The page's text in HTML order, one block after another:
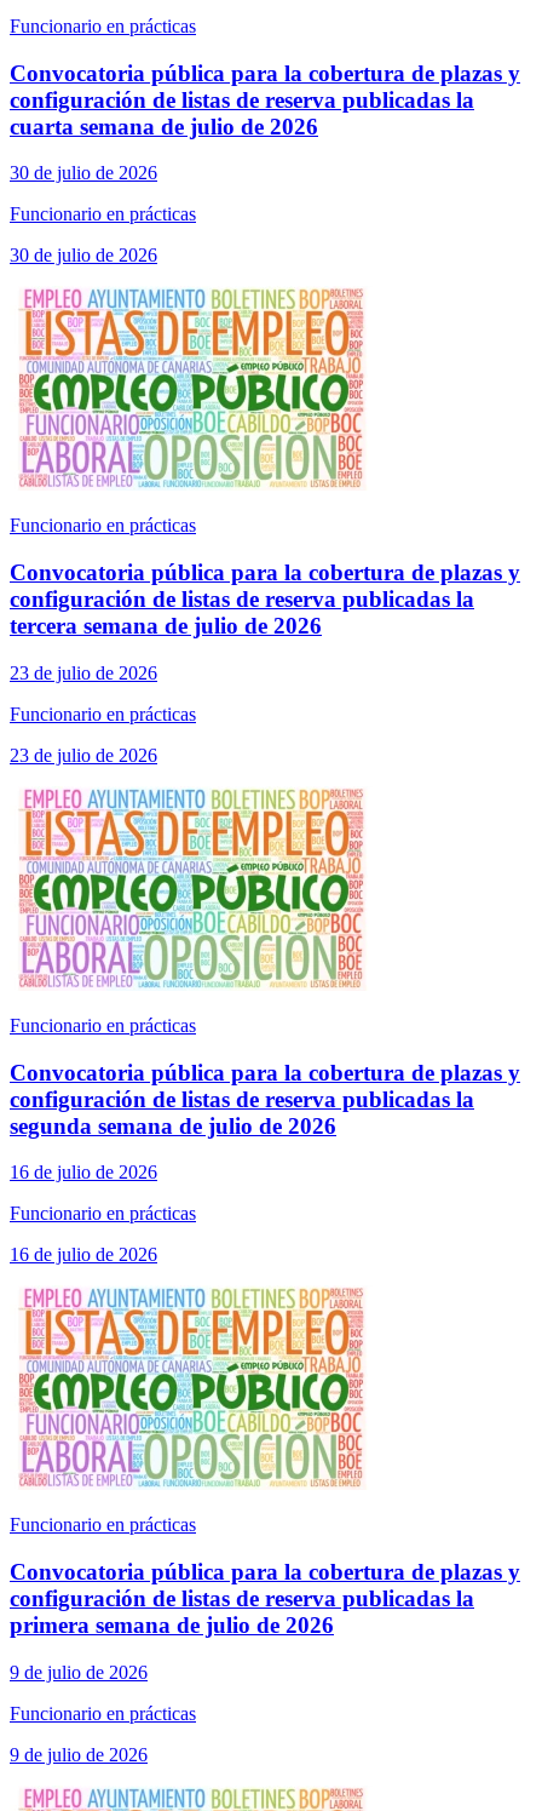
Funcionario en prácticas
Convocatoria pública para la cobertura de plazas y
configuración de listas de reserva publicadas la
cuarta semana de julio de 2026
30 de julio de 2026
Funcionario en prácticas
30 de julio de 2026
Funcionario en prácticas
Convocatoria pública para la cobertura de plazas y
configuración de listas de reserva publicadas la
tercera semana de julio de 2026
23 de julio de 2026
Funcionario en prácticas
23 de julio de 2026
Funcionario en prácticas
Convocatoria pública para la cobertura de plazas y
configuración de listas de reserva publicadas la
segunda semana de julio de 2026
16 de julio de 2026
Funcionario en prácticas
16 de julio de 2026
Funcionario en prácticas
Convocatoria pública para la cobertura de plazas y
configuración de listas de reserva publicadas la
primera semana de julio de 2026
9 de julio de 2026
Funcionario en prácticas
9 de julio de 2026